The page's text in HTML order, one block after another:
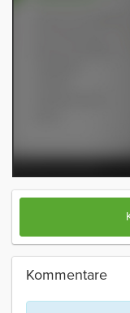
Kommentare